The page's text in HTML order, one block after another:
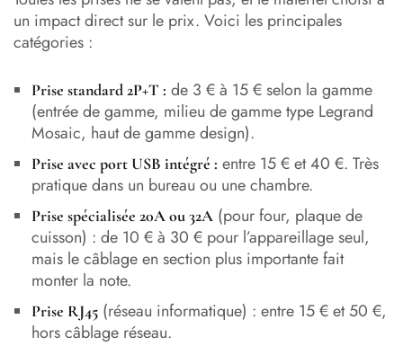
un impact direct sur le prix. Voici les principales
catégories :
Prise standard 2P+T : de 3 € à 15 € selon la gamme
(entrée de gamme, milieu de gamme type Legrand
Mosaic, haut de gamme design).
Prise avec port USB intégré : entre 15 € et 40 €. Très
pratique dans un bureau ou une chambre.
Prise spécialisée 20A ou 32A(pour four, plaque de
cuisson) : de 10 € à 30 € pour l’appareillage seul,
mais le câblage en section plus importante fait
monter la note.
Prise RJ45(réseau informatique) : entre 15 € et 50 €,
hors câblage réseau.